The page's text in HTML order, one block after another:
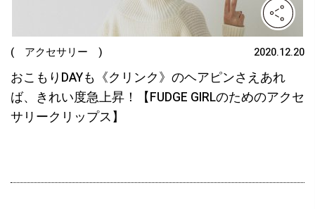
( アクセサリー ) 2020.12.20
おこもりDAYも《クリンク》のヘアピンさえあれ
ば、きれい度急上昇！【FUDGE GIRLのためのアクセ
サリークリップス】